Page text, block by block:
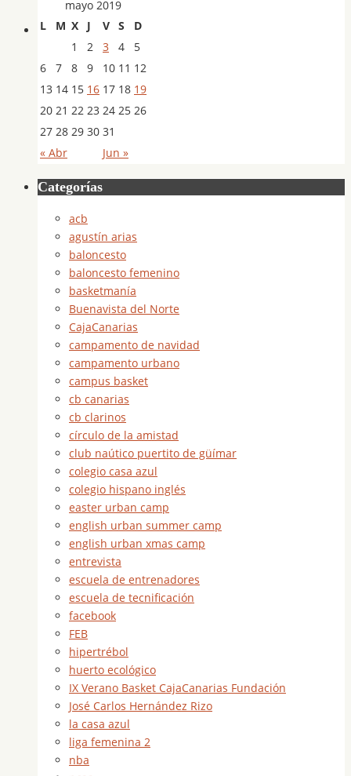
mayo 2019
L
M X J V S D
« Abr Jun »
1 2 3 4
5
6
7 8 9 10 11 12
13 14 15 16 17 18 19
20 21 22 23 24 25 26
27 28 29 30 31
Categorías
acb
agustín arias
baloncesto
baloncesto femenino
basketmanía
Buenavista del Norte
CajaCanarias
campamento de navidad
campamento urbano
campus basket
cb canarias
cb clarinos
círculo de la amistad
club naútico puertito de güímar
colegio casa azul
colegio hispano inglés
easter urban camp
english urban summer camp
english urban xmas camp
entrevista
escuela de entrenadores
escuela de tecnificación
facebook
FEB
hipertrébol
huerto ecológico
IX Verano Basket CajaCanarias Fundación
José Carlos Hernández Rizo
la casa azul
liga femenina 2
nba